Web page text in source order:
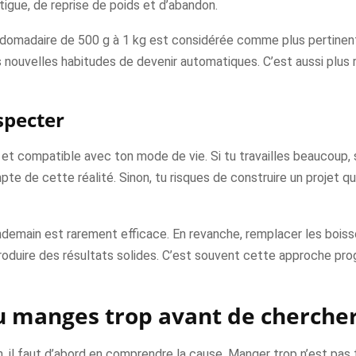
de reprise de poids et d’abandon.
de 500 g à 1 kg est considérée comme plus
habitudes de devenir automatiques. C’est aussi
compatible avec ton mode de vie. Si tu travailles beaucoup,
de cette réalité. Sinon, tu risques de construire un projet
est rarement efficace. En revanche, remplacer les
des résultats solides. C’est souvent cette approche
trop avant de